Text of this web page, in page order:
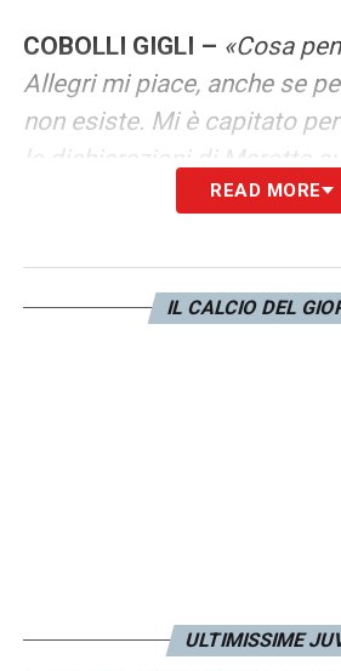
COBOLLI GIGLI – «Cosa
Allegri mi piace, anche se
non esiste. Mi è capitato
le dichiarazioni di Marotta
tenuto in equilibrio, dicendo
coltello da un lato o
cosa: senza rivangare i
READ MORE
IL CALCIO DEL
ULTIMISSIME